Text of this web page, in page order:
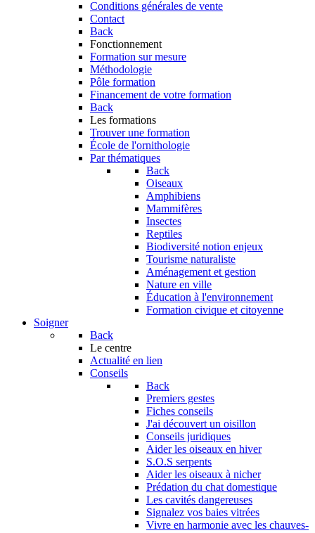
Conditions générales de vente
Contact
Back
Fonctionnement
Formation sur mesure
Méthodologie
Pôle formation
Financement de votre formation
Back
Les formations
Trouver une formation
École de l'ornithologie
Par thématiques
Back
Oiseaux
Amphibiens
Mammifères
Insectes
Reptiles
Biodiversité notion enjeux
Tourisme naturaliste
Aménagement et gestion
Nature en ville
Éducation à l'environnement
Formation civique et citoyenne
Soigner
Back
Le centre
Actualité en lien
Conseils
Back
Premiers gestes
Fiches conseils
J'ai découvert un oisillon
Conseils juridiques
Aider les oiseaux en hiver
S.O.S serpents
Aider les oiseaux à nicher
Prédation du chat domestique
Les cavités dangereuses
Signalez vos baies vitrées
Vivre en harmonie avec les chauves-